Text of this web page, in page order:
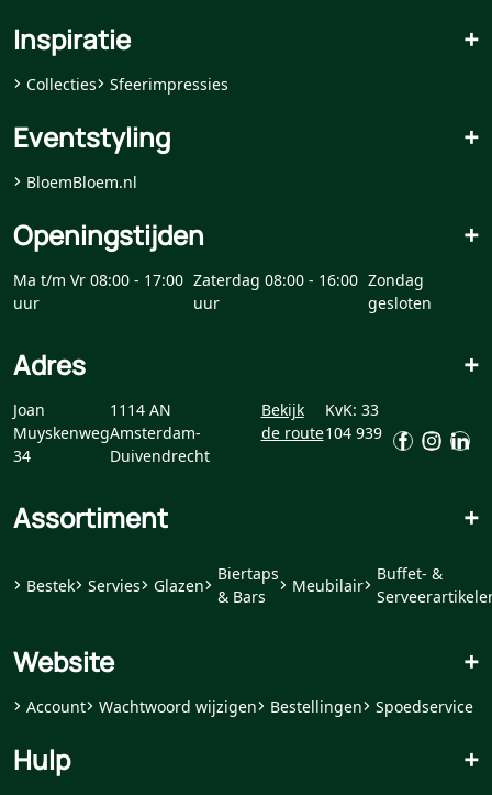
Inspiratie +
Collecties Sfeerimpressies
Eventstyling +
BloemBloem.nl
Openingstijden +
Ma t/m Vr 08:00 - 17:00
uur
Zaterdag 08:00 - 16:00
uur
Zondag
gesloten
Adres +
Joan
Muyskenweg
34
1114 AN
Amsterdam-
Duivendrecht
Bekijk
de route
KvK: 33
104 939
Assortiment +
Bestek Servies Glazen
Biertaps
& Bars
Meubilair
Buffet- &
Website +
Account Wachtwoord wijzigen Bestellingen Spoedservice
Hulp +